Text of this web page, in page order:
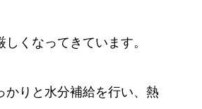
くなってきています。
かりと水分補給を行い、熱